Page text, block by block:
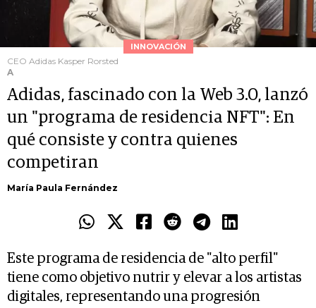
INNOVACIÓN
CEO Adidas Kasper Rorsted
A
Adidas, fascinado con la Web 3.0, lanzó
un "programa de residencia NFT": En
qué consiste y contra quienes
competiran
María Paula Fernández
Este programa de residencia de "alto perfil"
tiene como objetivo nutrir y elevar a los artistas
digitales, representando una progresión